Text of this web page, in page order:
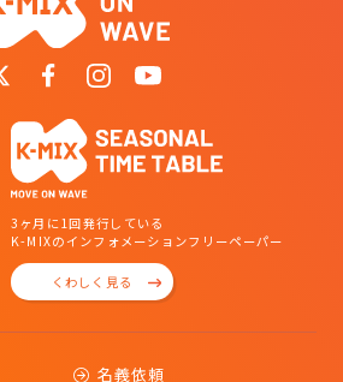
3ヶ月に1回発行している
K-MIXのインフォメーションフリーペーパー
くわしく見る
名義依頼